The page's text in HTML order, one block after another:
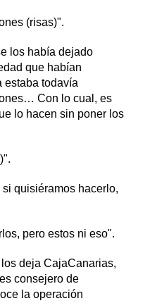
(risas)".
los había dejado
que habían
estaba todavía
Con lo cual, es
lo hacen sin poner los
quisiéramos hacerlo,
pero estos ni eso".
deja CajaCanarias,
consejero de
la operación